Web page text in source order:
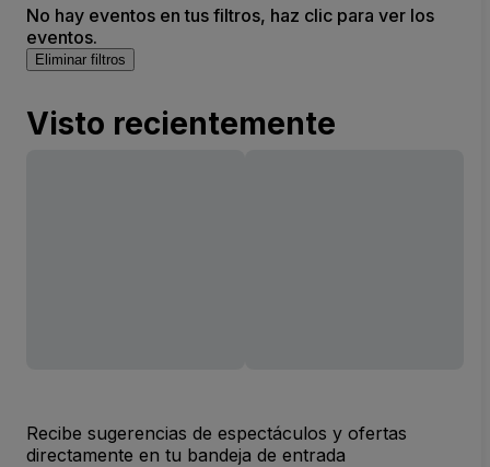
No hay eventos en tus filtros, haz clic para ver los
eventos.
Eliminar filtros
Visto recientemente
Recibe sugerencias de espectáculos y ofertas
directamente en tu bandeja de entrada